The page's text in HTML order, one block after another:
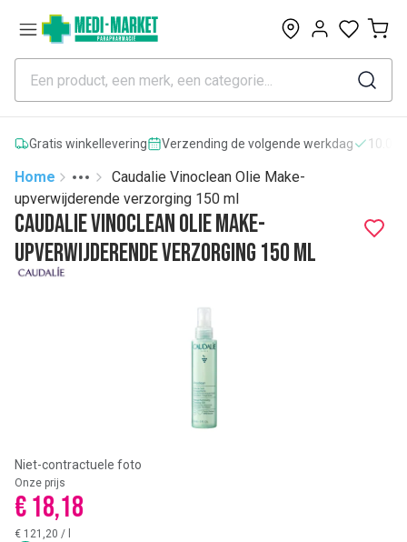
0
Gratis winkellevering Verzending de volgende werkdag
Home
More
Toggle menu
Caudalie Vinoclean Olie Make-
upverwijderende verzorging 150 ml
Caudalie Vinoclean Olie Make-
upverwijderende verzorging 150 ml
Niet-contractuele foto
Onze prijs
€ 18,18
€ 121,20 /